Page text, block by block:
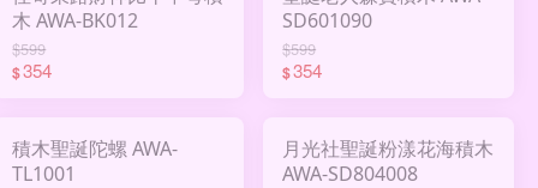
木 AWA-BK012
$599
$354
SD601090
$599
$354
積木聖誕陀螺 AWA-
TL1001
月光社聖誕粉漾花海積木
AWA-SD804008